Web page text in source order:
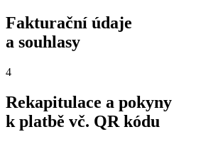
Fakturační údaje
a souhlasy
4
Rekapitulace a pokyny
k platbě vč. QR kódu